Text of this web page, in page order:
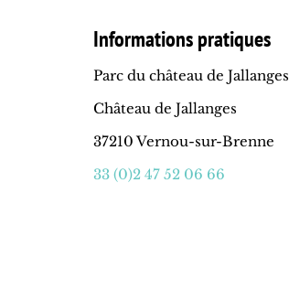
Informations pratiques
Parc du château de Jallanges
Château de Jallanges
37210 Vernou-sur-Brenne
33 (0)2 47 52 06 66